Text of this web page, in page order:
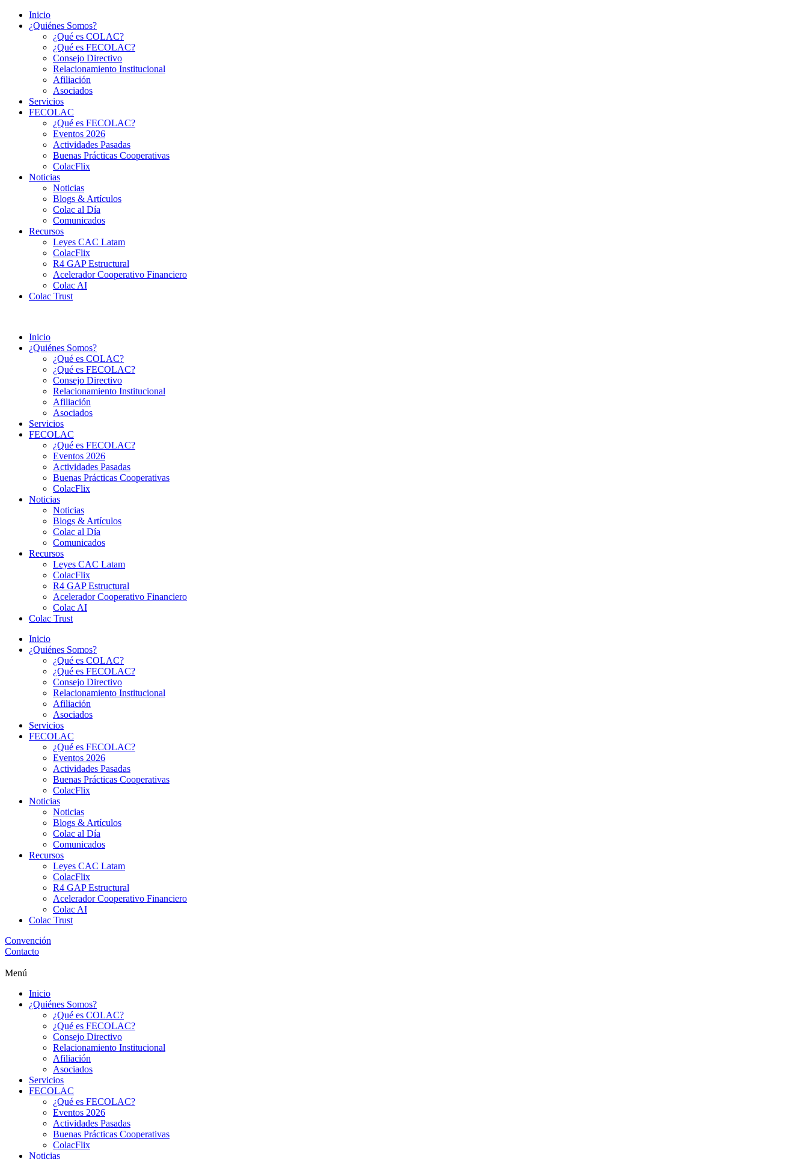
Inicio
¿Quiénes Somos?
¿Qué es COLAC?
¿Qué es FECOLAC?
Consejo Directivo
Relacionamiento Institucional
Afiliación
Asociados
Servicios
FECOLAC
¿Qué es FECOLAC?
Eventos 2026
Actividades Pasadas
Buenas Prácticas Cooperativas
ColacFlix
Noticias
Noticias
Blogs & Artículos
Colac al Día
Comunicados
Recursos
Leyes CAC Latam
ColacFlix
R4 GAP Estructural
Acelerador Cooperativo Financiero
Colac AI
Colac Trust
Inicio
¿Quiénes Somos?
¿Qué es COLAC?
¿Qué es FECOLAC?
Consejo Directivo
Relacionamiento Institucional
Afiliación
Asociados
Servicios
FECOLAC
¿Qué es FECOLAC?
Eventos 2026
Actividades Pasadas
Buenas Prácticas Cooperativas
ColacFlix
Noticias
Noticias
Blogs & Artículos
Colac al Día
Comunicados
Recursos
Leyes CAC Latam
ColacFlix
R4 GAP Estructural
Acelerador Cooperativo Financiero
Colac AI
Colac Trust
Inicio
¿Quiénes Somos?
¿Qué es COLAC?
¿Qué es FECOLAC?
Consejo Directivo
Relacionamiento Institucional
Afiliación
Asociados
Servicios
FECOLAC
¿Qué es FECOLAC?
Eventos 2026
Actividades Pasadas
Buenas Prácticas Cooperativas
ColacFlix
Noticias
Noticias
Blogs & Artículos
Colac al Día
Comunicados
Recursos
Leyes CAC Latam
ColacFlix
R4 GAP Estructural
Acelerador Cooperativo Financiero
Colac AI
Colac Trust
Convención
Contacto
Menú
Inicio
¿Quiénes Somos?
¿Qué es COLAC?
¿Qué es FECOLAC?
Consejo Directivo
Relacionamiento Institucional
Afiliación
Asociados
Servicios
FECOLAC
¿Qué es FECOLAC?
Eventos 2026
Actividades Pasadas
Buenas Prácticas Cooperativas
ColacFlix
Noticias